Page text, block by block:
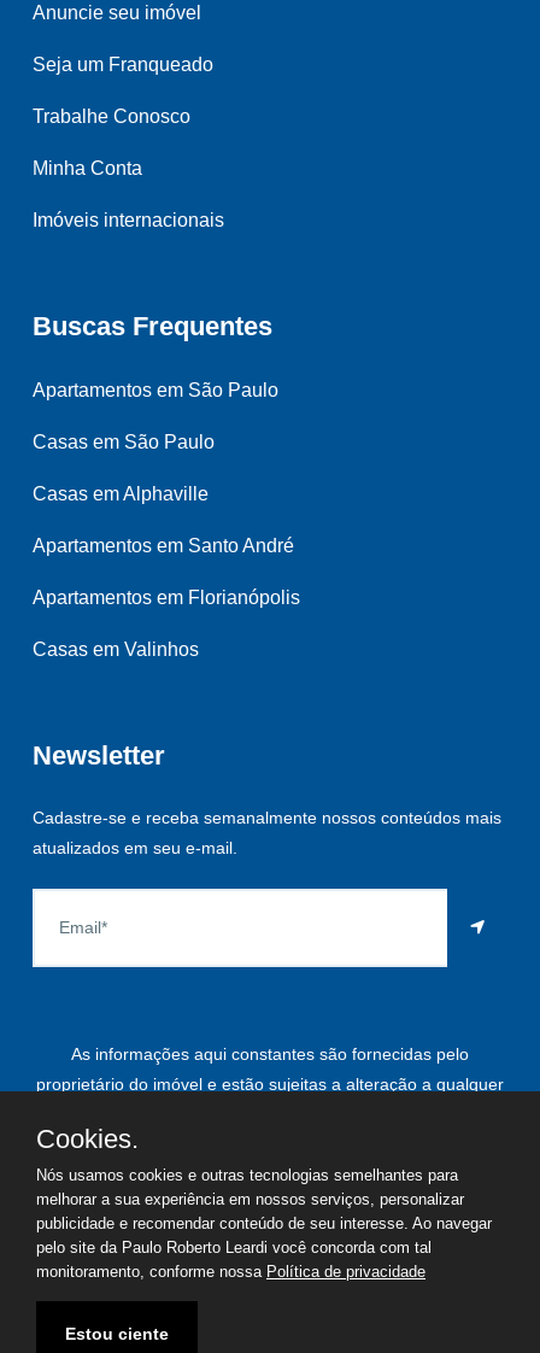
Anuncie seu imóvel
Seja um Franqueado
Trabalhe Conosco
Minha Conta
Imóveis internacionais
Buscas Frequentes
Apartamentos em São Paulo
Casas em São Paulo
Casas em Alphaville
Apartamentos em Santo André
Apartamentos em Florianópolis
Casas em Valinhos
Newsletter
Cadastre-se e receba semanalmente nossos conteúdos mais
atualizados em seu e-mail.
As informações aqui constantes são fornecidas pelo
proprietário do imóvel e estão sujeitas a alteração a qualquer
©2026Copyright - Paulo Roberto Leardi | Todos os direitos
reservados
Cookies.
Nós usamos cookies e outras tecnologias semelhantes para
melhorar a sua experiência em nossos serviços, personalizar
publicidade e recomendar conteúdo de seu interesse. Ao navegar
pelo site da Paulo Roberto Leardi você concorda com tal
monitoramento, conforme nossa Política de privacidade
Estou ciente